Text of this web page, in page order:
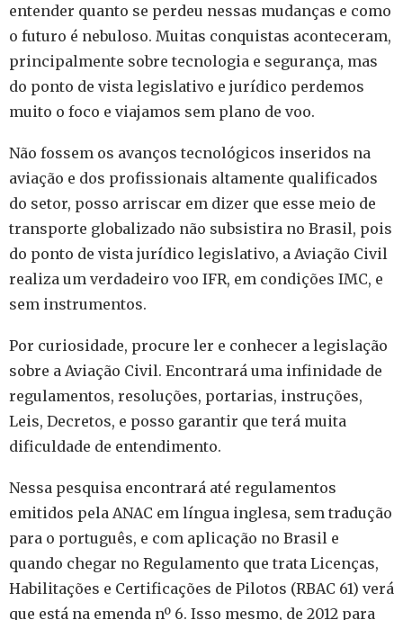
entender quanto se perdeu nessas mudanças e como
o futuro é nebuloso. Muitas conquistas aconteceram,
principalmente sobre tecnologia e segurança, mas
do ponto de vista legislativo e jurídico perdemos
muito o foco e viajamos sem plano de voo.
Não fossem os avanços tecnológicos inseridos na
aviação e dos profissionais altamente qualificados
do setor, posso arriscar em dizer que esse meio de
transporte globalizado não subsistira no Brasil, pois
do ponto de vista jurídico legislativo, a Aviação Civil
realiza um verdadeiro voo IFR, em condições IMC, e
sem instrumentos.
Por curiosidade, procure ler e conhecer a legislação
sobre a Aviação Civil. Encontrará uma infinidade de
regulamentos, resoluções, portarias, instruções,
Leis, Decretos, e posso garantir que terá muita
dificuldade de entendimento.
Nessa pesquisa encontrará até regulamentos
emitidos pela ANAC em língua inglesa, sem tradução
para o português, e com aplicação no Brasil e
quando chegar no Regulamento que trata Licenças,
Habilitações e Certificações de Pilotos (RBAC 61) verá
que está na emenda nº 6. Isso mesmo, de 2012 para